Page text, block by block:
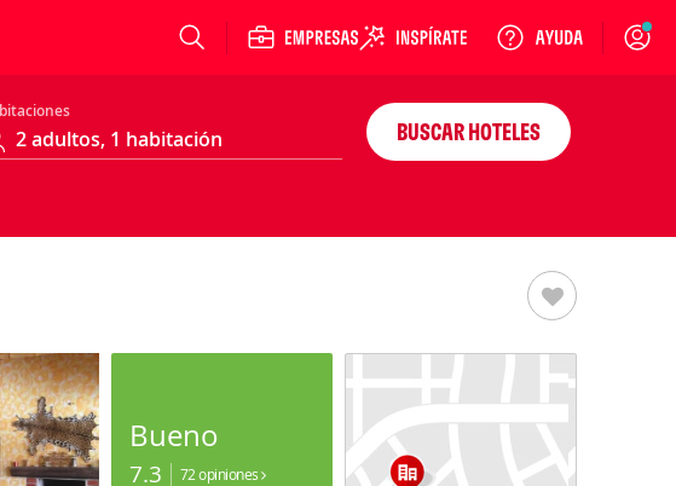
Login
BUSCAR HOTELES
Bueno
7.3 72 opiniones